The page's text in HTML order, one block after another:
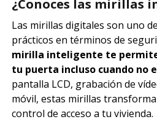
¿Conoces las mirillas
Las mirillas digitales son uno
prácticos en términos de
mirilla inteligente te
tu puerta incluso cuando no
pantalla LCD, grabación de
móvil, estas mirillas
control de acceso a tu vivienda.